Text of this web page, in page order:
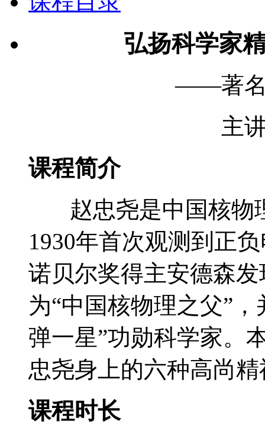
弘扬科学家
——著名
主
课程简介
赵忠尧是中国核物
1930年首次观测到正
诺贝尔奖得主安德森
为“中国核物理之父”
弹一星”功勋科学家。
忠尧身上的六种高尚
课程时长